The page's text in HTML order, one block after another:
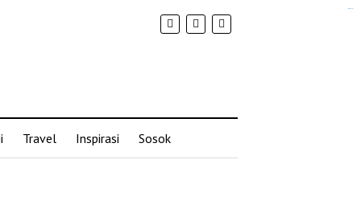
Travel Inspirasi Sosok